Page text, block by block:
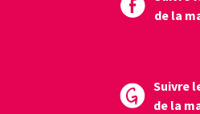
de la
Suivre
de la